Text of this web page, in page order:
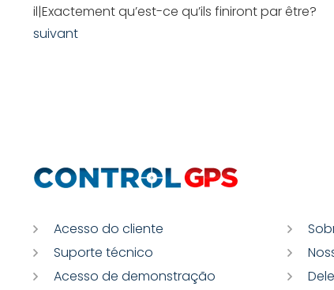
il|Exactement qu’est-ce qu’ils finiront par être?
suivant
Acesso do cliente
Suporte técnico
Acesso de demonstração